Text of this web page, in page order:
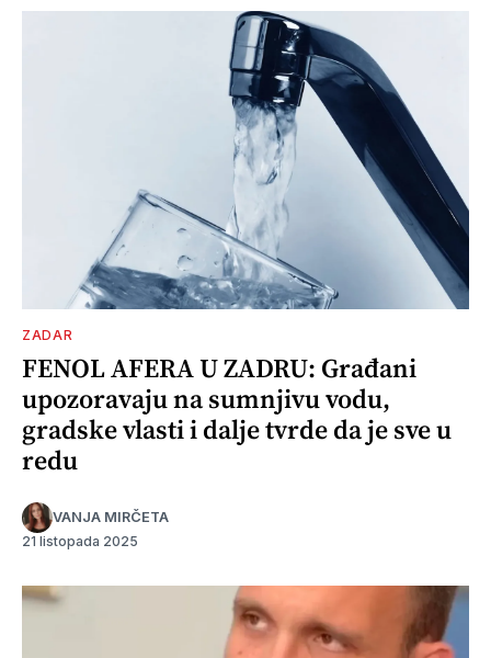
ZADAR
FENOL AFERA U ZADRU: Građani
upozoravaju na sumnjivu vodu,
gradske vlasti i dalje tvrde da je sve u
redu
VANJA MIRČETA
21 listopada 2025